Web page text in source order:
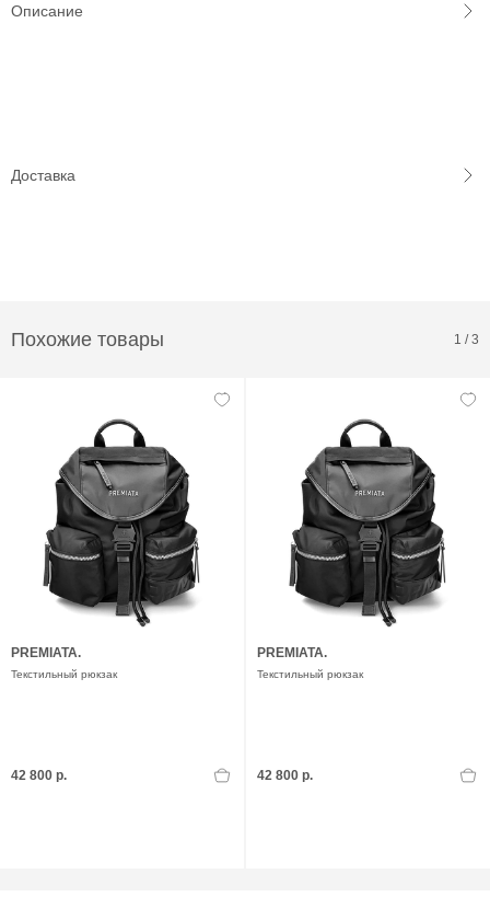
Описание
Доставка
Похожие товары 1 /3
PREMIATA.
Текстильный рюкзак
42 800 р.
PREMIATA.
Текстильный рюкзак
42 800 р.